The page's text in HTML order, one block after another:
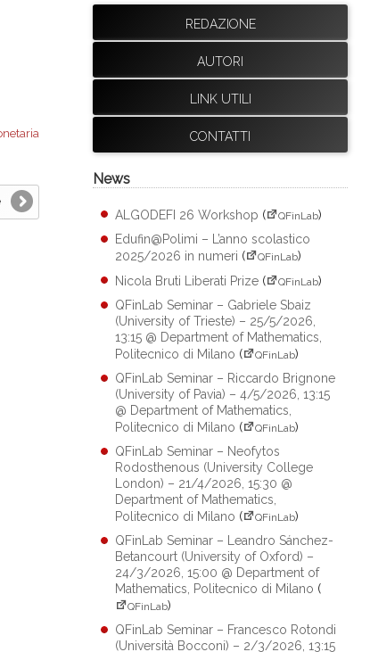
REDAZIONE
AUTORI
LINK UTILI
CONTATTI
News
ALGODEFI 26 Workshop ( QFinLab)
Edufin@Polimi – L’anno scolastico
2025/2026 in numeri ( QFinLab)
Nicola Bruti Liberati Prize ( QFinLab)
QFinLab Seminar – Gabriele Sbaiz
(University of Trieste) – 25/5/2026,
13:15 @ Department of Mathematics,
Politecnico di Milano ( QFinLab)
QFinLab Seminar – Riccardo Brignone
(University of Pavia) – 4/5/2026, 13:15
@ Department of Mathematics,
Politecnico di Milano ( QFinLab)
QFinLab Seminar – Neofytos
Rodosthenous (University College
London) – 21/4/2026, 15:30 @
Department of Mathematics,
Politecnico di Milano ( QFinLab)
QFinLab Seminar – Leandro Sánchez-
Betancourt (University of Oxford) –
24/3/2026, 15:00 @ Department of
Mathematics, Politecnico di Milano (
QFinLab)
QFinLab Seminar – Francesco Rotondi
(Università Bocconi) – 2/3/2026, 13:15